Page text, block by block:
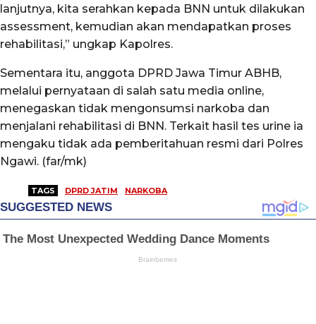
lanjutnya, kita serahkan kepada BNN untuk dilakukan
assessment, kemudian akan mendapatkan proses
rehabilitasi,” ungkap Kapolres.
Sementara itu, anggota DPRD Jawa Timur ABHB,
melalui pernyataan di salah satu media online,
menegaskan tidak mengonsumsi narkoba dan
menjalani rehabilitasi di BNN. Terkait hasil tes urine ia
mengaku tidak ada pemberitahuan resmi dari Polres
Ngawi. (far/mk)
TAGS DPRD JATIM NARKOBA